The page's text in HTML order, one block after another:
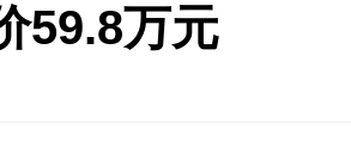
59.8万元